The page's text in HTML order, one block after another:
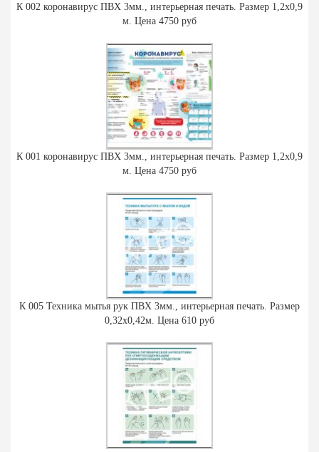
К 002 коронавирус ПВХ 3мм., интерьерная печать. Размер 1,2х0,9
м. Цена 4750 руб
К 001 коронавирус ПВХ 3мм., интерьерная печать. Размер 1,2х0,9
м. Цена 4750 руб
К 005 Техника мытья рук ПВХ 3мм., интерьерная печать. Размер
0,32х0,42м. Цена 610 руб